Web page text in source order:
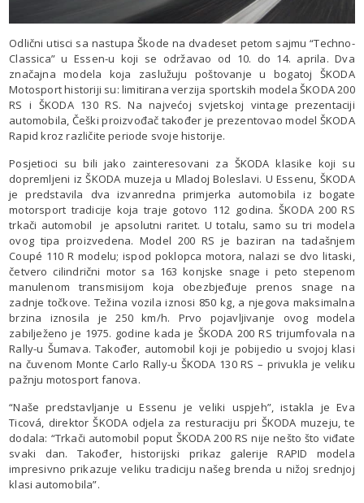
Odlični utisci sa nastupa Škode na dvadeset petom sajmu “Techno-
Classica” u Essen-u koji se održavao od 10. do 14. aprila. Dva
značajna modela koja zaslužuju poštovanje u bogatoj ŠKODA
Motosport historiji su: limitirana verzija sportskih modela ŠKODA 200
RS i ŠKODA 130 RS. Na najvećoj svjetskoj vintage prezentaciji
automobila, Češki proizvođač također je prezentovao model ŠKODA
Rapid kroz različite periode svoje historije.
Posjetioci su bili jako zainteresovani za ŠKODA klasike koji su
dopremljeni iz ŠKODA muzeja u Mladoj Boleslavi. U Essenu, ŠKODA
je predstavila dva izvanredna primjerka automobila iz bogate
motorsport tradicije koja traje gotovo 112 godina. ŠKODA 200 RS
trkači automobil je apsolutni raritet. U totalu, samo su tri modela
ovog tipa proizvedena. Model 200 RS je baziran na tadašnjem
Coupé 110 R modelu; ispod poklopca motora, nalazi se dvo litaski,
četvero cilindrični motor sa 163 konjske snage i peto stepenom
manulenom transmisijom koja obezbjeđuje prenos snage na
zadnje točkove. Težina vozila iznosi 850 kg, a njegova maksimalna
brzina iznosila je 250 km/h. Prvo pojavljivanje ovog modela
zabilježeno je 1975. godine kada je ŠKODA 200 RS trijumfovala na
Rally-u Šumava. Također, automobil koji je pobijedio u svojoj klasi
na čuvenom Monte Carlo Rally-u ŠKODA 130 RS – privukla je veliku
pažnju motosport fanova.
“Naše predstavljanje u Essenu je veliki uspjeh”, istakla je Eva
Ticová, direktor ŠKODA odjela za resturaciju pri ŠKODA muzeju, te
dodala: “Trkači automobil poput ŠKODA 200 RS nije nešto što viđate
svaki dan. Također, historijski prikaz galerije RAPID modela
impresivno prikazuje veliku tradiciju našeg brenda u nižoj srednjoj
klasi automobila”.